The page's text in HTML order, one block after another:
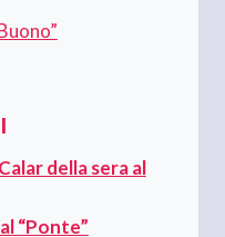
Calar della sera al
“Ponte”